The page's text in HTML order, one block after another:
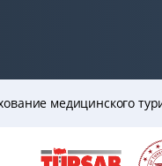
медицинского